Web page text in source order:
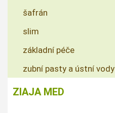
šafrán
slim
základní péče
zubní pasty a ústní vody
ZIAJA MED